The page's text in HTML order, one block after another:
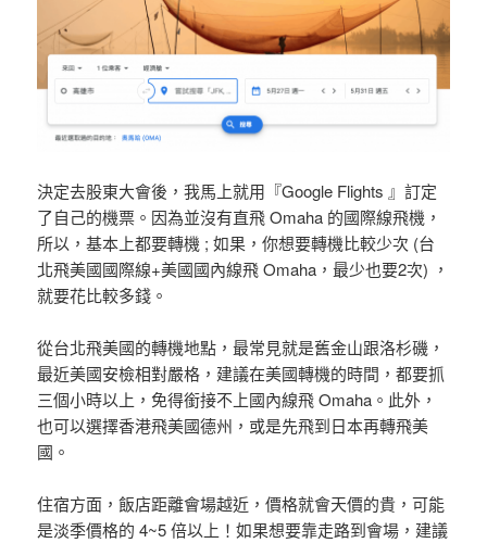
決定去股東大會後，我馬上就用『Google Flights 』訂定
了自己的機票。因為並沒有直飛 Omaha 的國際線飛機，
所以，基本上都要轉機 ; 如果，你想要轉機比較少次 (台
北飛美國國際線+美國國內線飛 Omaha，最少也要2次) ，
就要花比較多錢。
從台北飛美國的轉機地點，最常見就是舊金山跟洛杉磯，
最近美國安檢相對嚴格，建議在美國轉機的時間，都要抓
三個小時以上，免得銜接不上國內線飛 Omaha。此外，
也可以選擇香港飛美國德州，或是先飛到日本再轉飛美
國。
住宿方面，飯店距離會場越近，價格就會天價的貴，可能
是淡季價格的 4~5 倍以上！如果想要靠走路到會場，建議